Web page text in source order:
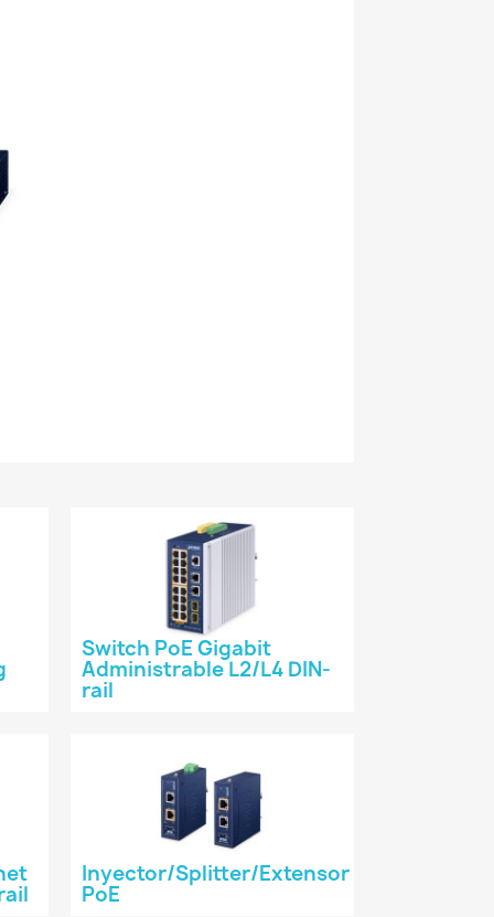
Switch PoE Gigabit
Administrable L2/L4 DIN-
rail
Inyector/Splitter/Extensor
PoE